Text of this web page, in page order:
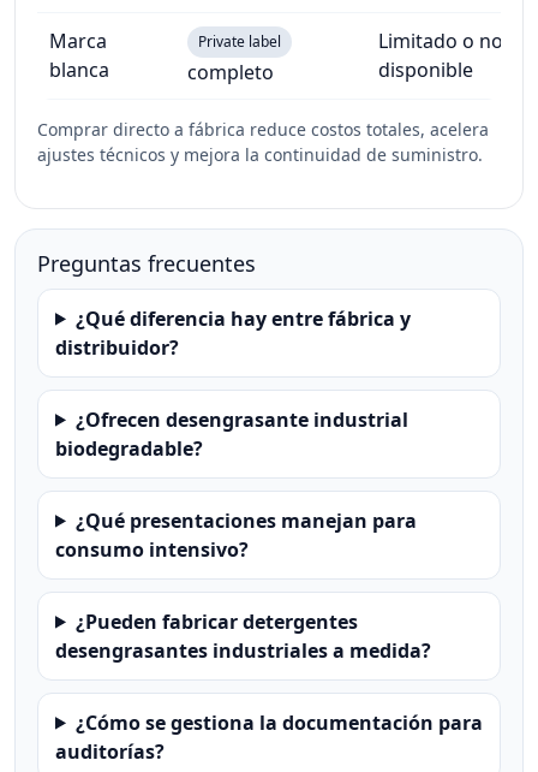
Marca
blanca
Private label
completo
Limitado o no
disponible
Comprar directo a fábrica reduce costos totales, acelera
ajustes técnicos y mejora la continuidad de suministro.
Preguntas frecuentes
¿Qué diferencia hay entre fábrica y
distribuidor?
¿Ofrecen desengrasante industrial
biodegradable?
¿Qué presentaciones manejan para
consumo intensivo?
¿Pueden fabricar detergentes
desengrasantes industriales a medida?
¿Cómo se gestiona la documentación para
auditorías?